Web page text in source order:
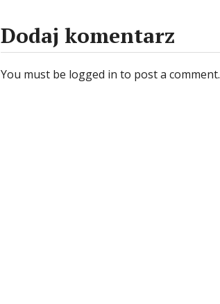
Dodaj komentarz
You must be logged in to post a comment.